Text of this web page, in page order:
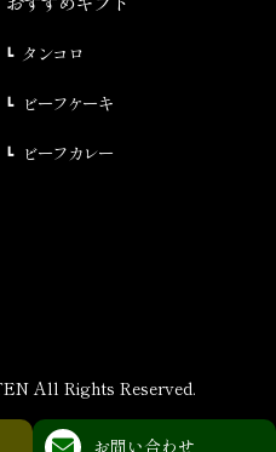
お問い合わせ
タンコロ
ビーフケーキ
ビーフカレー
All Rights Reserved.